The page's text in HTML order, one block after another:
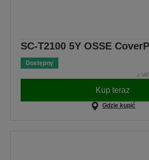
SC-T2100 5Y OSSE
Dostępny
z
Kup teraz
Gdzie kupić